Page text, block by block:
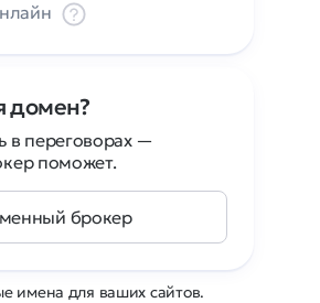
имена для ваших сайтов.
домен?
переговорах —
поможет.
брокер